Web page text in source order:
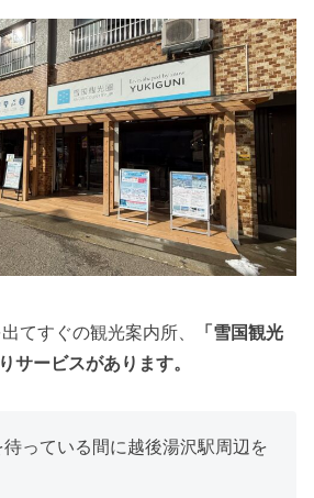
てすぐの観光案内所、
「雪国観光
サービスがあります。
待っている間に越後湯沢駅周辺を